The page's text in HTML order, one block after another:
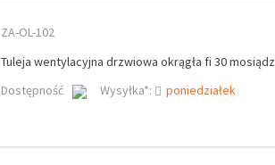
ZA-OL-102
Tuleja wentylacyjna drzwiowa okrągła fi 30 mosiądz
Dostępność
Wysyłka*: poniedziałek